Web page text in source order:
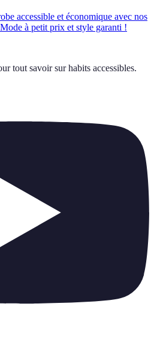
accessible et économique avec nos
à petit prix et style garanti !
tout savoir sur habits accessibles.